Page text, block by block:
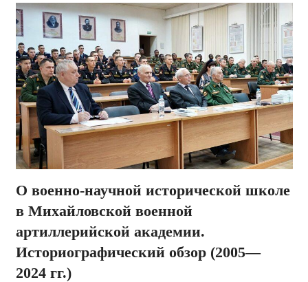
О военно-научной исторической школе
в Михайловской военной
артиллерийской академии.
Историографический обзор (2005—
2024 гг.)